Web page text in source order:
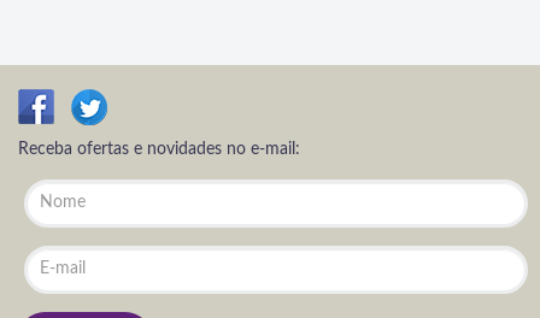
Receba ofertas e novidades no e-mail: